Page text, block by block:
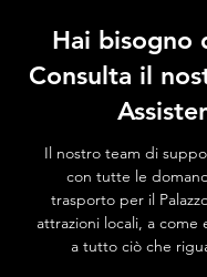
Hai bisogno
Consulta il
Il nostro team di
con tutte le
trasporto per il
attrazioni locali, a come
a tutto ciò che